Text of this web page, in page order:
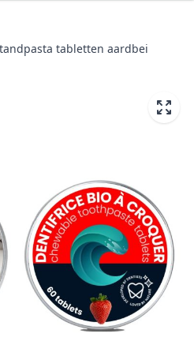
tabletten aardbei